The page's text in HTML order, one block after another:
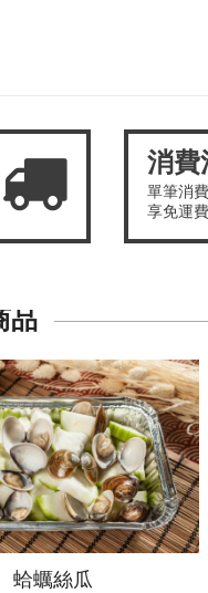
消費
單筆消
享免運
品
蛤蠣絲瓜